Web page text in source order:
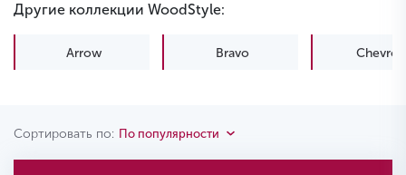
Другие коллекции WoodStyle:
Arrow Bravo Chevron
Сортировать по: По популярности